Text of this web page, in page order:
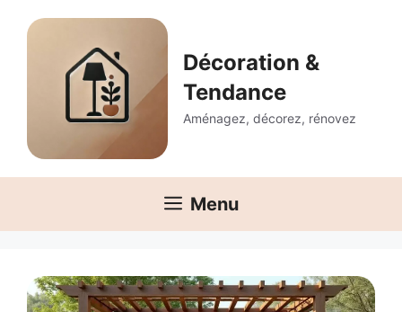
Décoration &
Tendance
Aménagez, décorez, rénovez
Menu